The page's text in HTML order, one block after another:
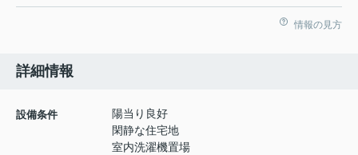
情報の見方
詳細情報
設備条件
陽当り良好
閑静な住宅地
室内洗濯機置場